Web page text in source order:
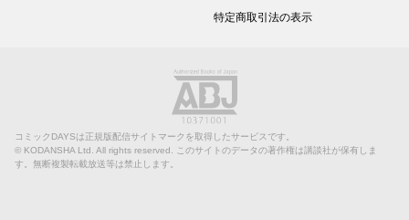
特定商取引法の表示
コミックDAYSは正規版配信サイトマークを取得したサービスです。
© KODANSHA Ltd. All rights reserved. このサイトのデータの著作権は講談社が保有しま
す。無断複製転載放送等は禁止します。